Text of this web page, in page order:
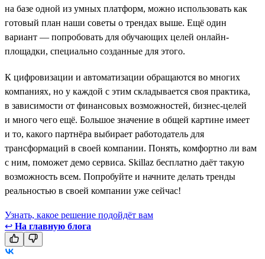
на базе одной из умных платформ, можно использовать как
готовый план наши советы о трендах выше. Ещё один
вариант — попробовать для обучающих целей онлайн-
площадки, специально созданные для этого.
К цифровизации и автоматизации обращаются во многих
компаниях, но у каждой с этим складывается своя практика,
в зависимости от финансовых возможностей, бизнес-целей
и много чего ещё. Большое значение в общей картине имеет
и то, какого партнёра выбирает работодатель для
трансформаций в своей компании. Понять, комфортно ли вам
с ним, поможет демо сервиса. Skillaz бесплатно даёт такую
возможность всем. Попробуйте и начните делать тренды
реальностью в своей компании уже сейчас!
Узнать, какое решение подойдёт вам
↩ На главную блога